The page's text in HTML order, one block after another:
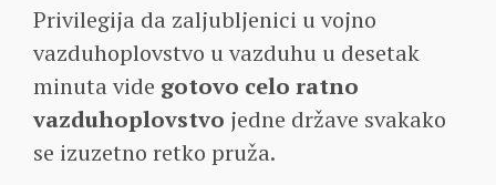
Privilegija da zaljubljenici u vojno
vazduhoplovstvo u vazduhu u desetak
minuta vide gotovo celo ratno
vazduhoplovstvo jedne države svakako
se izuzetno retko pruža.